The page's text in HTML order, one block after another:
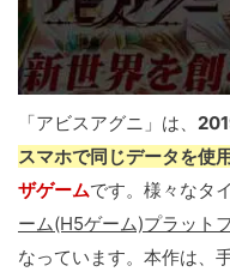
「アビスアグニ」は、
スマホで同じデータを使
ザゲームです。様々なタ
ーム(H5ゲーム)プラット
なっています。本作は、